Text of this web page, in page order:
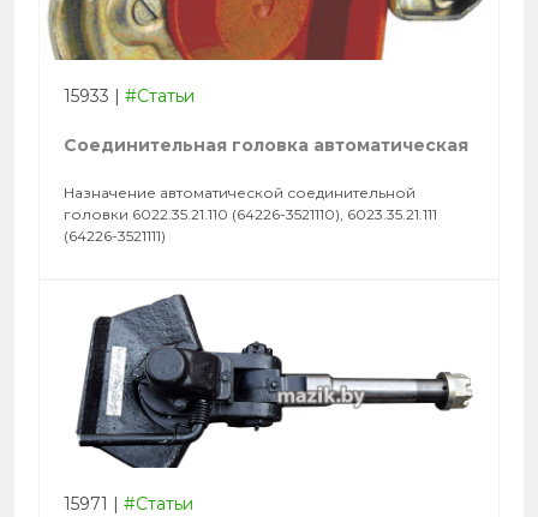
15933 | #Статьи
Соединительная головка автоматическая
Назначение автоматической соединительной
головки 6022.35.21.110 (64226-3521110), 6023.35.21.111
(64226-3521111)
15971 | #Статьи